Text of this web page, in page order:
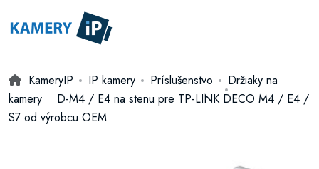
KameryIP IP kamery Príslušenstvo
Držiaky na
kamery
D-M4 / E4 na stenu pre TP-LINK DECO M4 / E4 /
S7 od výrobcu OEM